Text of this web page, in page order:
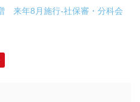
来年8月施行-社保審・分科会